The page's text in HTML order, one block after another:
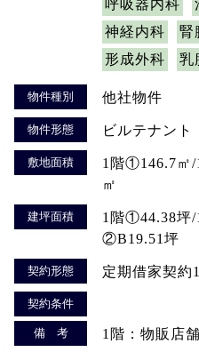
呼吸器内科
神経内科
腎
形成外科
乳
物件種別 他社物件
物件形態 ビルテナント
敷地面積
1階①146.7㎡
㎡
建坪面積
1階①44.38坪
②B19.51坪
契約形態 定期借家契約
契約条件
備 考 1階：物販店